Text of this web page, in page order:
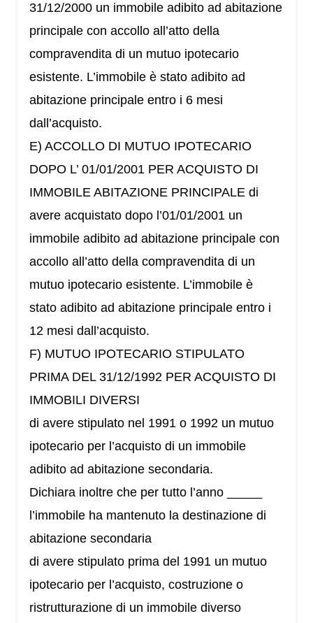
31/12/2000 un immobile adibito ad abitazione
principale con accollo all’atto della
compravendita di un mutuo ipotecario
esistente. L’immobile è stato adibito ad
abitazione principale entro i 6 mesi
dall’acquisto.
E) ACCOLLO DI MUTUO IPOTECARIO
DOPO L’ 01/01/2001 PER ACQUISTO DI
IMMOBILE ABITAZIONE PRINCIPALE di
avere acquistato dopo l’01/01/2001 un
immobile adibito ad abitazione principale con
accollo all’atto della compravendita di un
mutuo ipotecario esistente. L’immobile è
stato adibito ad abitazione principale entro i
12 mesi dall’acquisto.
F) MUTUO IPOTECARIO STIPULATO
PRIMA DEL 31/12/1992 PER ACQUISTO DI
IMMOBILI DIVERSI
di avere stipulato nel 1991 o 1992 un mutuo
ipotecario per l’acquisto di un immobile
adibito ad abitazione secondaria.
Dichiara inoltre che per tutto l’anno _____
l’immobile ha mantenuto la destinazione di
abitazione secondaria
di avere stipulato prima del 1991 un mutuo
ipotecario per l’acquisto, costruzione o
ristrutturazione di un immobile diverso